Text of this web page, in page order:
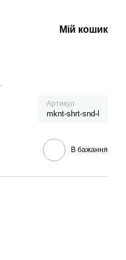
Мій кошик
Артикул
mknt-shrt-snd-l
В бажання